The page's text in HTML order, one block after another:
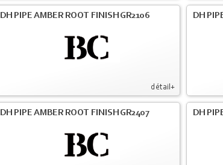
détail+
DH PIPE AMBER ROOT FINISH GR2106 DH
DH PIPE AMBER ROOT FINISH GR2407 DH